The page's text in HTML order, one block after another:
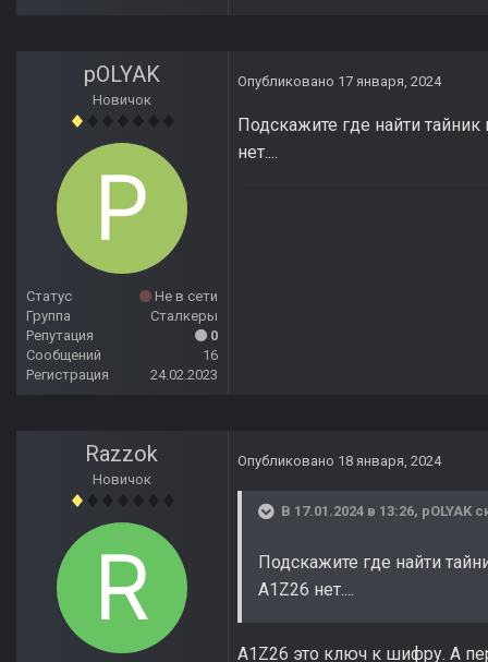
pOLYAK
Новичок
Статус
Не в сети
Группа
Сталкеры
Репутация
0
Сообщений
16
Регистрация
24.02.2023
Опубликовано 17 января, 2024
Подскажите где найти
нет....
Razzok
Новичок
Опубликовано 18 января, 2024
В 17.01.2024 в 13:26, pOLYAK
Подскажите где найти
A1Z26 нет....
A1Z26 это ключ к шифру. А